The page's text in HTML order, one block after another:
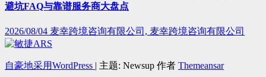
避坑FAQ与靠谱服务商大盘点
2026/08/04 麦幸跨境咨询有限公司, 麦幸跨境咨询有限公司
自豪地采用WordPress | 主题: Newsup 作者 Themeansar